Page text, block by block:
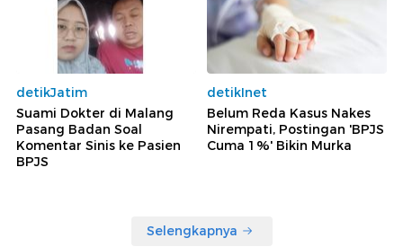
detikJatim
Suami Dokter di Malang
Pasang Badan Soal
Komentar Sinis ke Pasien
BPJS
detikInet
Belum Reda Kasus Nakes
Nirempati, Postingan 'BPJS
Cuma 1%' Bikin Murka
Selengkapnya